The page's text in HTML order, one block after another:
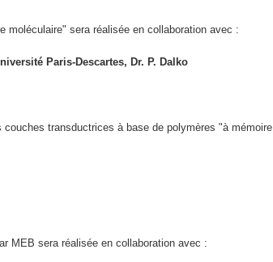
moléculaire" sera réalisée en collaboration avec :
Paris-Descartes, Dr. P. Dalko
transductrices à base de polymères "à mémoire
MEB sera réalisée en collaboration avec :